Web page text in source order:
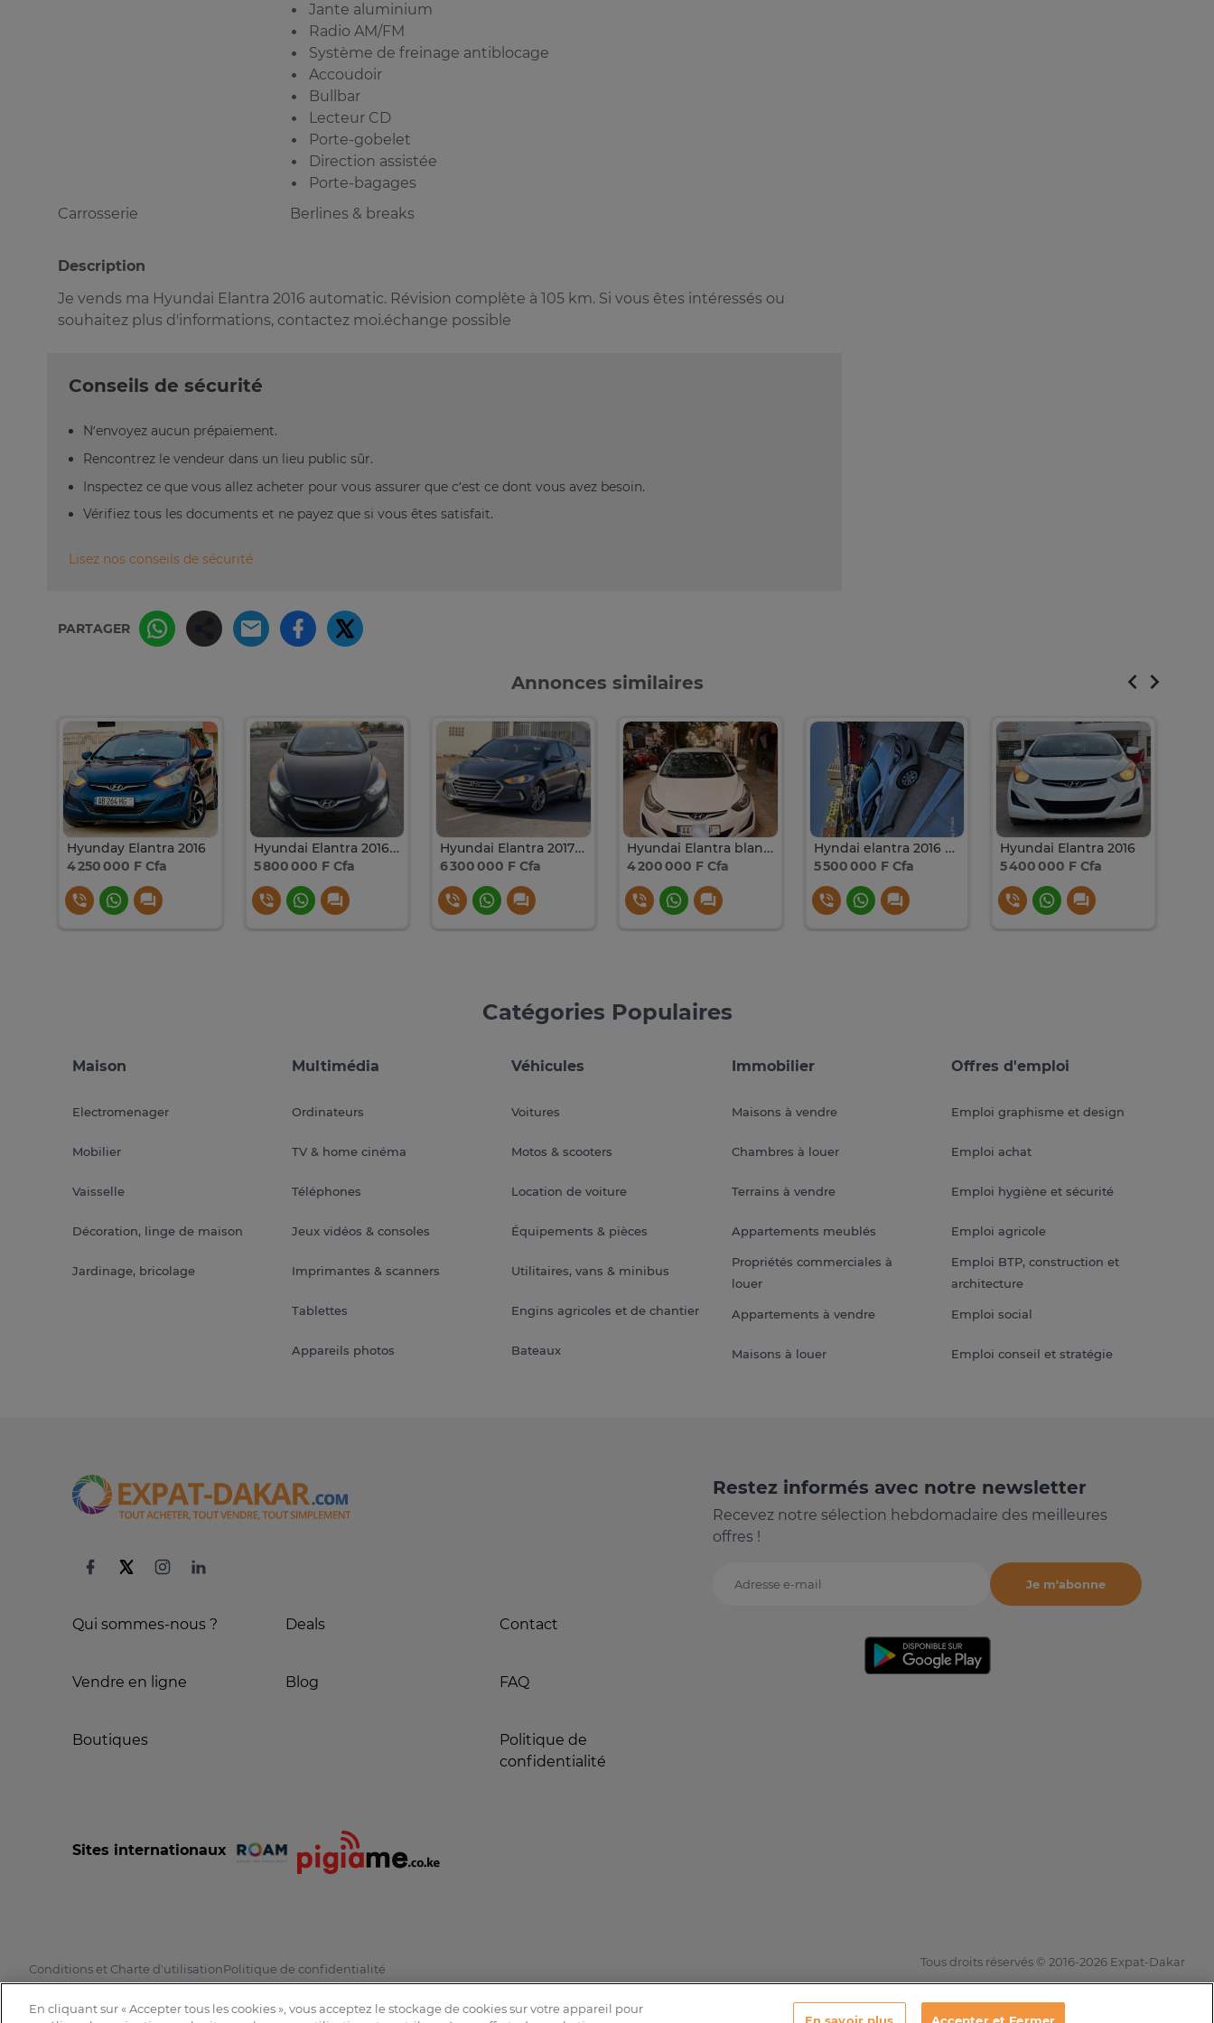
Jante aluminium
Radio AM/FM
Système de freinage antiblocage
Accoudoir
Bullbar
Lecteur CD
Porte-gobelet
Direction assistée
Porte-bagages
Carrosserie
Berlines & breaks
Description
Je vends ma Hyundai Elantra 2016 automatic. Révision complète à 105 km. Si vous êtes intéressés ou
souhaitez plus d'informations, contactez moi.échange possible
Conseils de sécurité
N’envoyez aucun prépaiement.
Rencontrez le vendeur dans un lieu public sûr.
Inspectez ce que vous allez acheter pour vous assurer que c’est ce dont vous avez besoin.
Vérifiez tous les documents et ne payez que si vous êtes satisfait.
Lisez nos conseils de sécurité
PARTAGER
Annonces similaires
Hyunday Elantra 2016
4 250 000 F Cfa
Hyundai Elantra 2016 Automatique essence
5 800 000 F Cfa
Hyundai Elantra 2017 automatique essence
6 300 000 F Cfa
Hyundai Elantra blanche automatique essence
4 200 000 F Cfa
Hyndai elantra 2016 automatique esance 4 clinder 1.8 venat
5 500 000 F Cfa
Hyundai Elantra 2016
5 400 000 F Cfa
Catégories Populaires
Maison
Electromenager
Mobilier
Vaisselle
Décoration, linge de maison
Jardinage, bricolage
Multimédia
Ordinateurs
TV & home cinéma
Téléphones
Jeux vidéos & consoles
Imprimantes & scanners
Tablettes
Appareils photos
Véhicules
Voitures
Motos & scooters
Location de voiture
Équipements & pièces
Utilitaires, vans & minibus
Engins agricoles et de chantier
Bateaux
Immobilier
Maisons à vendre
Chambres à louer
Terrains à vendre
Appartements meublés
Propriétés commerciales à
louer
Appartements à vendre
Maisons à louer
Offres d'emploi
Emploi graphisme et design
Emploi achat
Emploi hygiène et sécurité
Emploi agricole
Emploi BTP, construction et
architecture
Emploi social
Emploi conseil et stratégie
Qui sommes-nous ?
Vendre en ligne
Boutiques
Deals
Blog
Contact
FAQ
Politique de
confidentialité
Restez informés avec notre newsletter
Recevez notre sélection hebdomadaire des meilleures
offres !
Adresse e-mail
Je m'abonne
Sites internationaux
Conditions et Charte d'utilisationPolitique de confidentialité Tous droits réservés © 2016-2026 Expat-Dakar
En cliquant sur « Accepter tous les cookies », vous acceptez le stockage de cookies sur votre appareil pour
En savoir plus Accepter et Fermer